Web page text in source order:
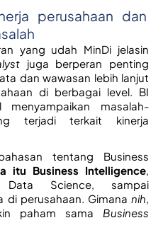
perusahaan dan
yang udah MinDi jelasin
juga berperan penting
dan wawasan lebih lanjut
masalah-
terjadi terkait kinerja
tentang Business
itu Business Intelligence,
Data Science, sampai
di perusahaan. Gimana nih,
paham sama Business